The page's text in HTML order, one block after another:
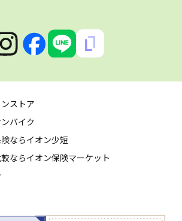
ストア
バイク
ならイオン少短
ならイオン保険マーケット